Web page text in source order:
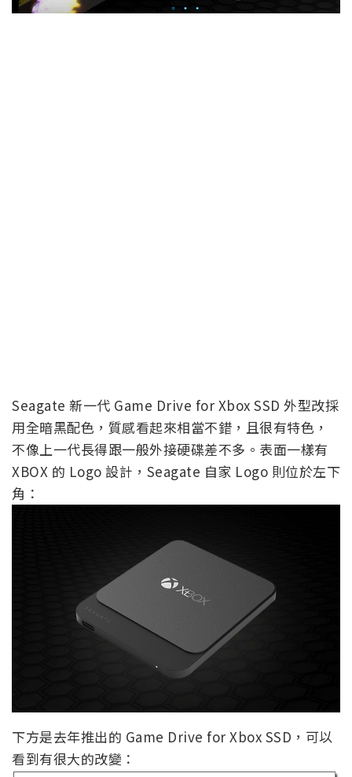
Seagate 新一代 Game Drive for Xbox SSD 外型改採
用全暗黑配色，質感看起來相當不錯，且很有特色，
不像上一代長得跟一般外接硬碟差不多。表面一樣有
XBOX 的 Logo 設計，Seagate 自家 Logo 則位於左下
角：
下方是去年推出的 Game Drive for Xbox SSD，可以
看到有很大的改變：